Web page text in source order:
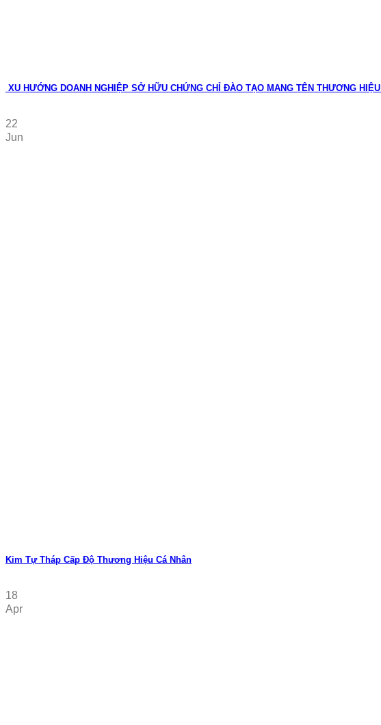
XU HƯỚNG DOANH NGHIỆP SỞ HỮU CHỨNG CHỈ ĐÀO TẠO MANG TÊN THƯƠNG HIỆU
22
Jun
Kim Tự Tháp Cấp Độ Thương Hiệu Cá Nhân
18
Apr